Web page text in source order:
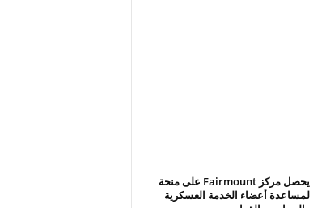
يحصل مركز Fairmount على منحة
لمساعدة أعضاء الخدمة العسكرية